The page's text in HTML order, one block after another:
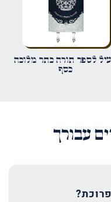
לפעם הבאה שאגיב.
לספר תורה כתר מלוכה
כסף
עבורך